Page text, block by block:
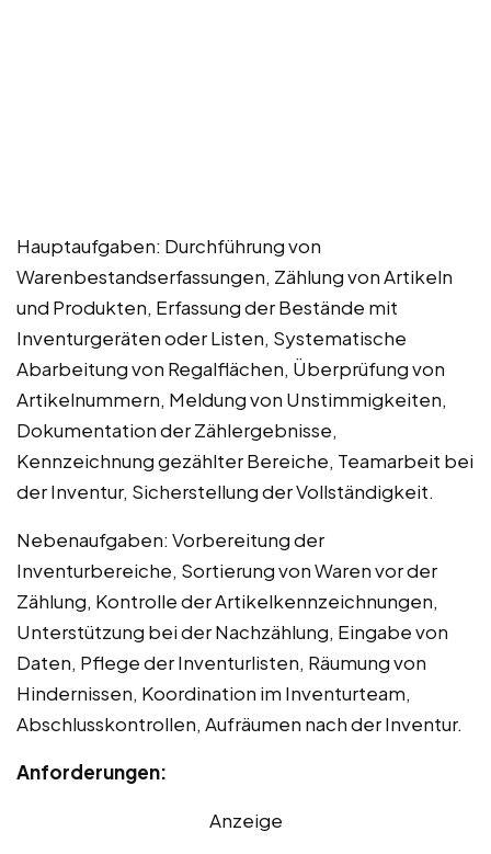
Hauptaufgaben: Durchführung von
Warenbestandserfassungen, Zählung von Artikeln
und Produkten, Erfassung der Bestände mit
Inventurgeräten oder Listen, Systematische
Abarbeitung von Regalflächen, Überprüfung von
Artikelnummern, Meldung von Unstimmigkeiten,
Dokumentation der Zählergebnisse,
Kennzeichnung gezählter Bereiche, Teamarbeit bei
der Inventur, Sicherstellung der Vollständigkeit.
Nebenaufgaben: Vorbereitung der
Inventurbereiche, Sortierung von Waren vor der
Zählung, Kontrolle der Artikelkennzeichnungen,
Unterstützung bei der Nachzählung, Eingabe von
Daten, Pflege der Inventurlisten, Räumung von
Hindernissen, Koordination im Inventurteam,
Abschlusskontrollen, Aufräumen nach der Inventur.
Anforderungen:
Anzeige